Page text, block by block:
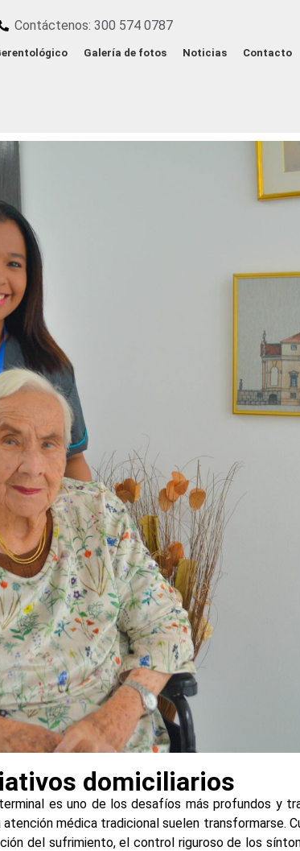
Contáctenos: 300 574 0787
Galería de fotos Noticias Contacto
domiciliarios
es uno de los desafíos más profundos y
médica tradicional suelen transformarse.
del sufrimiento, el control riguroso de los